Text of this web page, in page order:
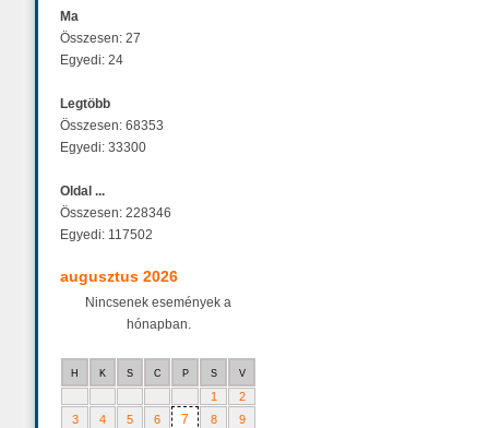
Ma
Összesen: 27
Egyedi: 24
Legtöbb
Összesen: 68353
Egyedi: 33300
Oldal ...
Összesen: 228346
Egyedi: 117502
augusztus 2026
Nincsenek események a
hónapban.
H K S C P S V
1
2
3
4 5 6 7 8
9